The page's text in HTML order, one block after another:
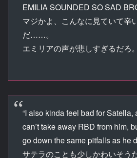
EMILIA SOUNDED SO SAD
マジかよ、こんなに見ていて辛
だ……。
エミリアの声が悲しすぎるだろ。
“I also kinda feel bad for
can’t take away RBD from him,
go down the same pitfalls as he
サテラのことも少しかわいそう